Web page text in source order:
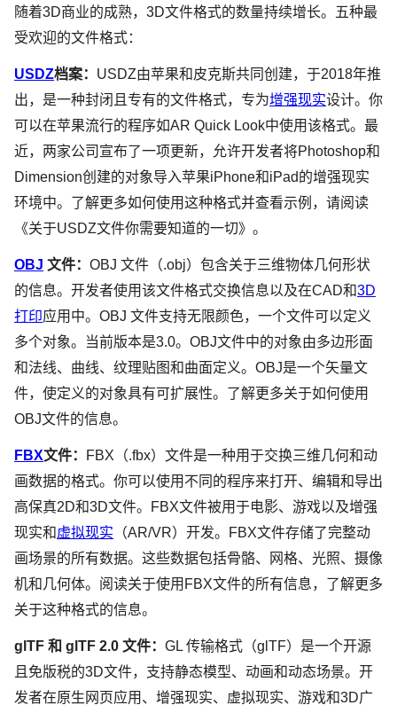
随着3D商业的成熟，3D文件格式的数量持续增长。五种最
受欢迎的文件格式：
USDZ档案： USDZ由苹果和皮克斯共同创建，于2018年推
出，是一种封闭且专有的文件格式，专为增强现实设计。你
可以在苹果流行的程序如AR Quick Look中使用该格式。最
近，两家公司宣布了一项更新，允许开发者将Photoshop和
Dimension创建的对象导入苹果iPhone和iPad的增强现实
环境中。了解更多如何使用这种格式并查看示例，请阅读
《关于USDZ文件你需要知道的一切》。
OBJ 文件： OBJ 文件（.obj）包含关于三维物体几何形状
的信息。开发者使用该文件格式交换信息以及在CAD和3D
打印应用中。OBJ 文件支持无限颜色，一个文件可以定义
多个对象。当前版本是3.0。OBJ文件中的对象由多边形面
和法线、曲线、纹理贴图和曲面定义。OBJ是一个矢量文
件，使定义的对象具有可扩展性。了解更多关于如何使用
OBJ文件的信息。
FBX文件：
FBX（.fbx）文件是一种用于交换三维几何和动
画数据的格式。你可以使用不同的程序来打开、编辑和导出
高保真2D和3D文件。FBX文件被用于电影、游戏以及增强
现实和虚拟现实 （AR/VR）开发。FBX文件存储了完整动
画场景的所有数据。这些数据包括骨骼、网格、光照、摄像
机和几何体。阅读关于使用FBX文件的所有信息，了解更多
关于这种格式的信息。
glTF 和 glTF 2.0 文件： GL 传输格式（glTF）是一个开源
且免版税的3D文件，支持静态模型、动画和动态场景。开
发者在原生网页应用、增强现实、虚拟现实、游戏和3D广